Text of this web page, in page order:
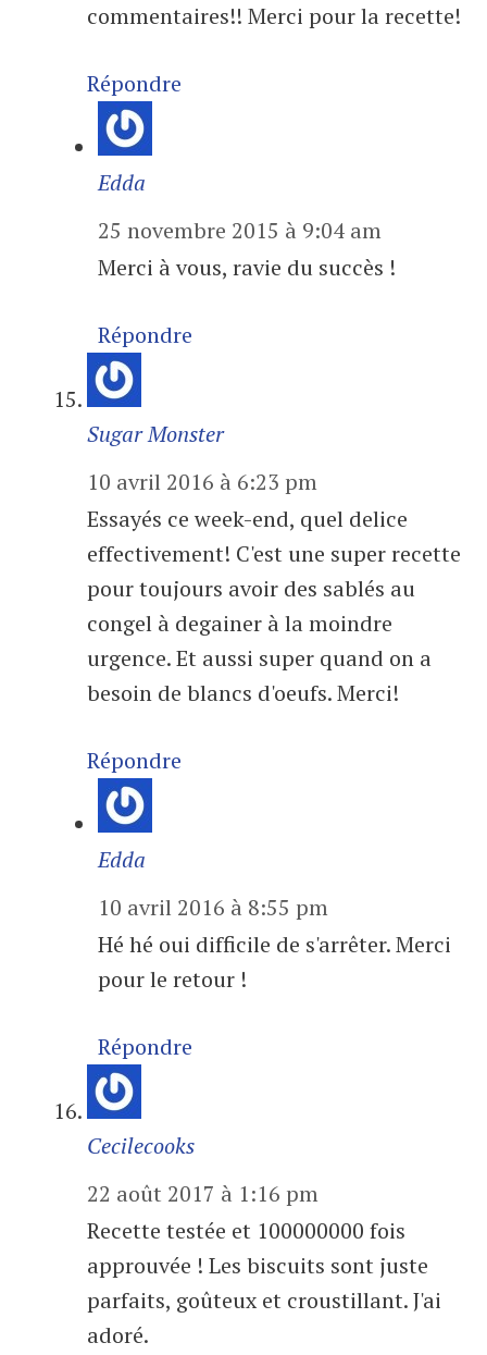
commentaires!! Merci pour la recette!
Répondre
Edda
25 novembre 2015 à 9:04 am
Merci à vous, ravie du succès !
Répondre
Sugar Monster
10 avril 2016 à 6:23 pm
Essayés ce week-end, quel delice
effectivement! C'est une super recette
pour toujours avoir des sablés au
congel à degainer à la moindre
urgence. Et aussi super quand on a
besoin de blancs d'oeufs. Merci!
Répondre
Edda
10 avril 2016 à 8:55 pm
Hé hé oui difficile de s'arrêter. Merci
pour le retour !
Répondre
Cecilecooks
22 août 2017 à 1:16 pm
Recette testée et 100000000 fois
approuvée ! Les biscuits sont juste
parfaits, goûteux et croustillant. J'ai
adoré.